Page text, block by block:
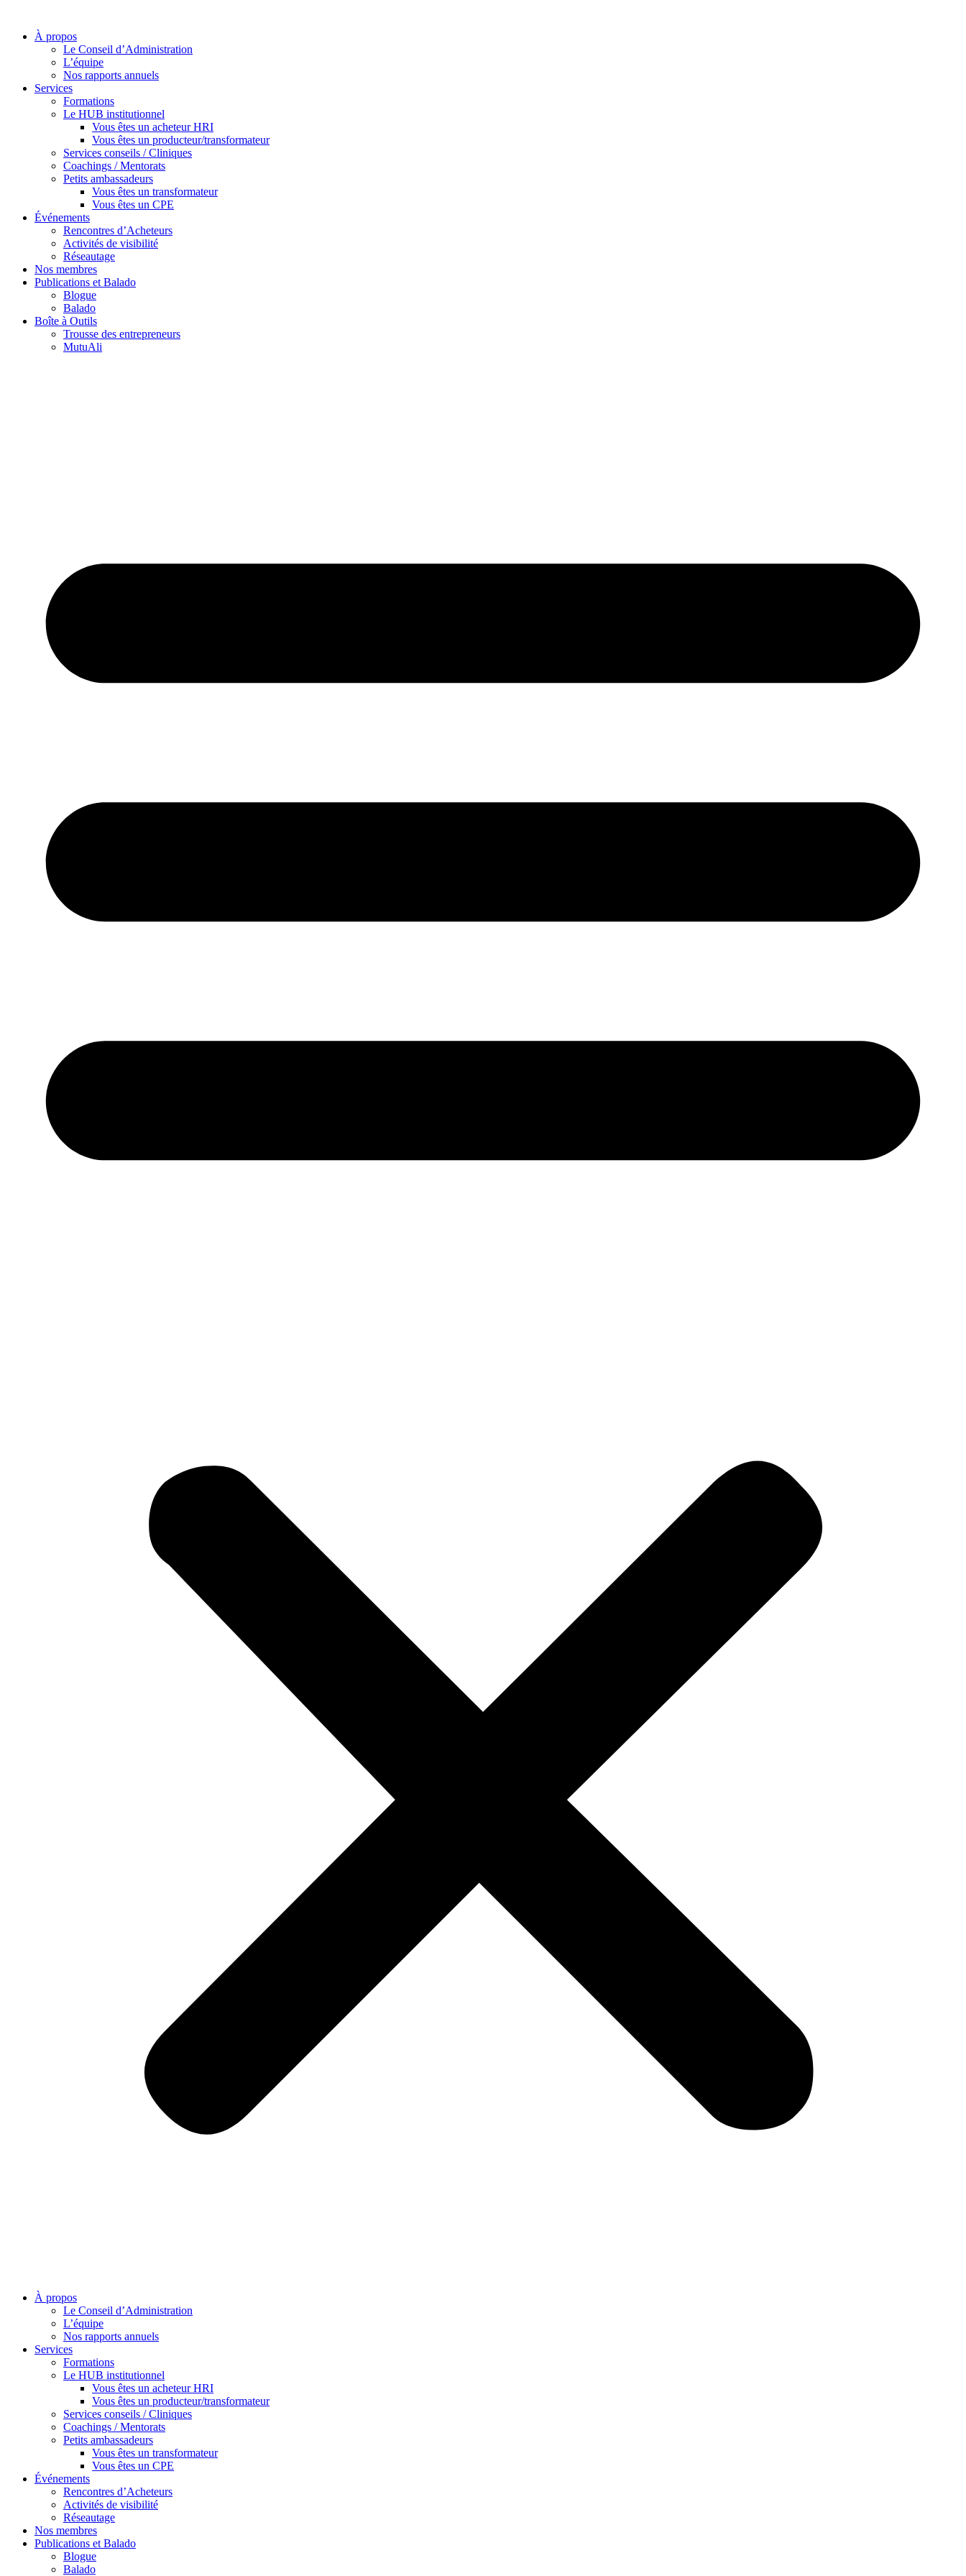
À propos
Le Conseil d’Administration
L’équipe
Nos rapports annuels
Services
Formations
Le HUB institutionnel
Vous êtes un acheteur HRI
Vous êtes un producteur/transformateur
Services conseils / Cliniques
Coachings / Mentorats
Petits ambassadeurs
Vous êtes un transformateur
Vous êtes un CPE
Événements
Rencontres d’Acheteurs
Activités de visibilité
Réseautage
Nos membres
Publications et Balado
Blogue
Balado
Boîte à Outils
Trousse des entrepreneurs
MutuAli
À propos
Le Conseil d’Administration
L’équipe
Nos rapports annuels
Services
Formations
Le HUB institutionnel
Vous êtes un acheteur HRI
Vous êtes un producteur/transformateur
Services conseils / Cliniques
Coachings / Mentorats
Petits ambassadeurs
Vous êtes un transformateur
Vous êtes un CPE
Événements
Rencontres d’Acheteurs
Activités de visibilité
Réseautage
Nos membres
Publications et Balado
Blogue
Balado